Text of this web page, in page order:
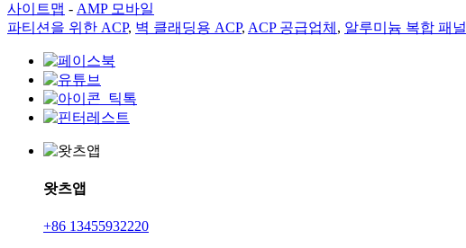
사이트맵 - AMP 모바일
파티션을 위한 ACP, 벽 클래딩용 ACP, ACP 공급업체 , 알루미늄 복합 패널
왓츠앱
+86 13455932220